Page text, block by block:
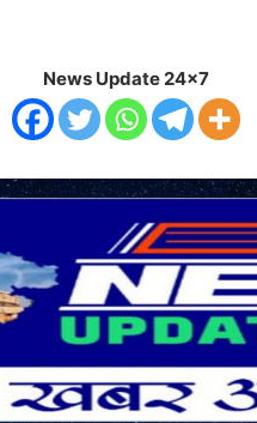
News Update 24x7